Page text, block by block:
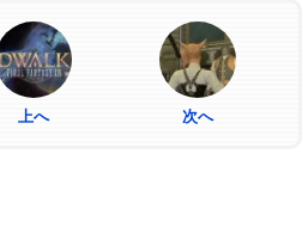
上へ 次へ